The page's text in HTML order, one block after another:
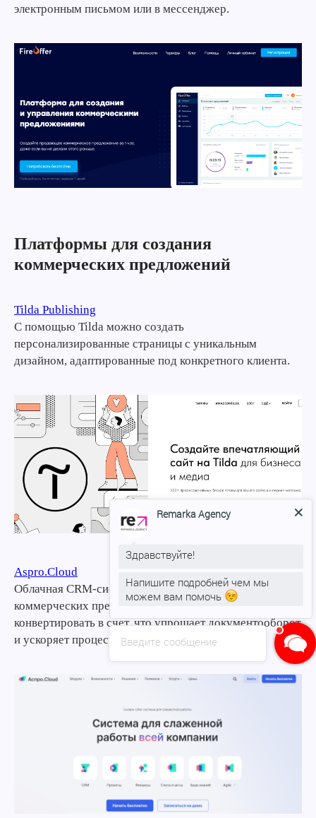
электронным письмом или в мессенджер.
Платформы для создания
коммерческих предложений
Tilda Publishing
С помощью Tilda можно создать
персонализированные страницы с уникальным
дизайном, адаптированные под конкретного клиента.
Aspro.Cloud
Облачная CRM-система, включающая конструктор
коммерческих предложений. КП можно
конвертировать в счет, что упрощает документооборот
и ускоряет процесс заключения сделки.
Введите сообщение
Remarka Agency
Здравствуйте!
Напишите подробней чем мы
можем вам помочь